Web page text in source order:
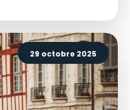
29 octobre 2025